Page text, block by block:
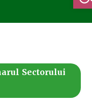
Sectorului